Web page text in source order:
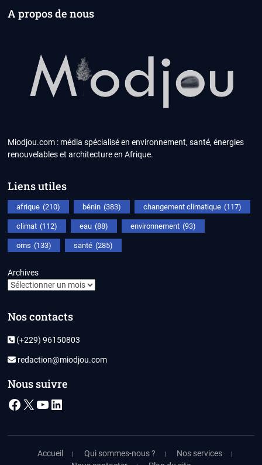
A propos de nous
Miodjou.com : média spécialisé en environnement, santé, énergies
renouvelables et architecture en Afrique.
Liens utiles
afrique (210) bénin (383) changement climatique (117)
climat (112) eau (88) environnement (93)
oms (133) santé (285)
Archives
Nos contacts
(+229) 96150803
redaction@miodjou.com
Nous suivre
Facebook
X YouTube
LinkedIn
Accueil Qui sommes-nous ?
Nos services